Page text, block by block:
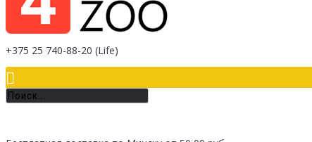
+375 25 740-88-20 (Life)